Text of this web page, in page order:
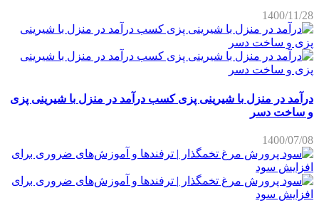
1400/11/28
درآمد در منزل با شیرینی پزی کسب درآمد در منزل با شیرینی پزی
و ساخت دسر
1400/07/08